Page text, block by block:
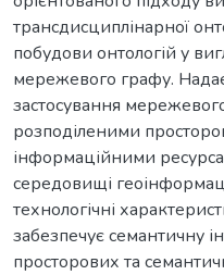
трансдисциплінарної
побудови онтологій у
мережевого графу.
застосування
розподіленими
інформаційними
середовищі
технологічні
забезпечує семантичну
просторових та